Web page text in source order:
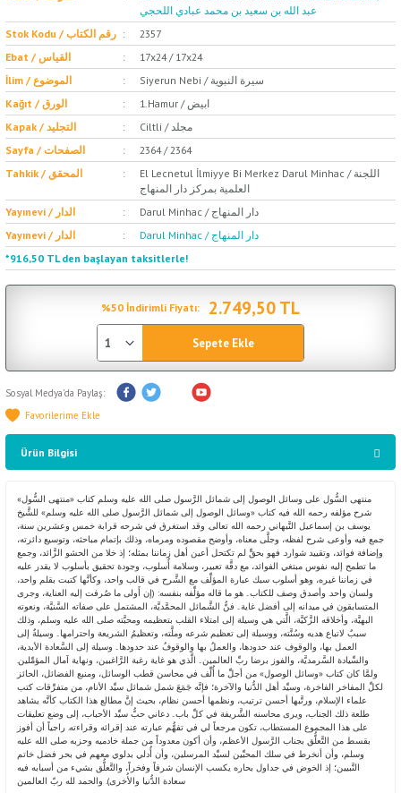
عبد الله بن سعيد بن محمد عبادي اللحجي
Stok Kodu / رقم الكتاب
2357
Ebat / القياس
17x24 / 17x24
İlim / الموضوع
Siyerun Nebi / سيرة النبوية
Kağıt / الورق
1.Hamur / ابيض
Kapak / التجليد
Ciltli / مجلد
Sayfa / الصفحات
2364 / 2364
Tahkik / المحقق
El Lecnetul İlmiyye Bi Merkez Darul Minhac / اللجنة
العلمية بمركز دار المنهاج
Yayınevi / الدار
Darul Minhac / دار المنهاج
Yayınevi / الدار
Darul Minhac / دار المنهاج
*916,50 TL den başlayan taksitlerle!
%50 İndirimli Fiyatı: 2.749,50 TL
Sepete Ekle
Sosyal Medya'da Paylaş:
Ürün Bilgisi
منتهى السُّول على وسائل الوصول إلى شمائل الرَّسول صلى الله عليه وسلم كتاب «منتهى السُّول»
شرح مؤلفه رحمه الله فيه كتاب «وسائل الوصول إلى شمائل الرَّسول صلى الله عليه وسلم» للشَّيخ
يوسف بن إسماعيل النَّبهاني رحمه الله تعالى. وقد استغرق في شرحه قرابة خمس وعشرين سنة،
جمع فيه وأوعى. شرح لفظه، وجلَّى معناه، وأوضح مقصوده ومرماه، وذلك بإتمام مباحثه، وتوسيع دائرته،
وإضافة فوائد، وتقييد شوارد. فهو بحقٍّ لم تكتحل أعين أهل زماننا بمثله؛ إذ خلا من الحشو الزَّائد، وجمع
ما تطمح إليه نفوس مبتغي الفوائد، مع دقَّة تعبير، وسلامة أُسلوب، وجودة تحقيق بأسلوب لا يقدر عليه
في زماننا غيره، وهو أسلوب سبك عبارة المؤلِّف مع الشَّرح في قالب واحد، وكأنَّها كتبت بقلم واحد،
ولسان واحد. وأصدق وصف للكتاب.. هو ما قاله مؤلِّفه بنفسه: (إن أَولى ما صُرفت إليه العناية، وجرى
المتسابقون في ميدانه إلى أفضل غاية.. فنُّ الشَّمائل المحمَّديَّة، المشتمل على صفاته السَّنيَّة، ونعوته
البهيَّة، وأخلاقه الزَّكيَّة، الَّتي هي وسيلة إلى امتلاء القلب بتعظيمه ومحبَّته صلى الله عليه وسلم، وذلك
سببٌ لاتباع هديه وسُنَّته، ووسيلة إلى تعظيم شرعه وملَّته، وتعظيمُ الشريعة واحترامها.. وسيلةٌ إلى
العمل بها، والوقوف عند حدودها، والعملُ بها والوقوفُ عند حدودها.. وسيلة إلى السَّعادة الأبدية،
والسِّيادة السَّرمديَّة، والفوز برضا ربِّ العالمين.. الَّذي هو غاية رغبة الرَّاغبين، ونهاية آمال المؤمِّلين.
ولمَّا كان كتاب «وسائل الوصول» من أجلِّ ما أُلِّف في محاسن قطب الوسائل، ومنبع الفضائل، الحائز
لكلِّ المفاخر الفاخرة، وسيِّد أهل الدُّنيا والآخرة؛ فإنَّه جَمَعَ شمل شمائل سيِّد الأنام، من متفرِّقات كتب
علماء الإسلام، ورتَّبها أحسن ترتيب، ونظمها أحسن نظام، بحيث إنَّ مطالع هذا الكتاب كأنَّه يشاهد
طلعة ذلك الجناب، ويرى محاسنه الشَّريفة في كلِّ باب.. دعاني حبُّ سيِّد الأحباب، إلى وضع تعليقات
على هذا المجموع المستطاب، تكون مرجعاً لي في تفهُّم عبارته عند إقرائه وقراءته. راجياً أن أفوز
بقسط من التَّعلُّق بجناب الرَّسول الأعظم، وأن أكون معدوداً من جملة خادميه وحزبه صلى الله عليه
وسلم، وأن أنخرط في سلك المحبِّين لسيِّد المرسلين، وأن أُدلي بدلوي معهم في بحر فضل خاتم
النَّبيين؛ إذ الخوض في جداول بحاره يكسب الإنسان شرفاً وفخراً، والتَّعلُّق بشيء من أسبابه فيه
سعادة الدُّنيا والأُخرى). والحمد لله ربّ العالمين